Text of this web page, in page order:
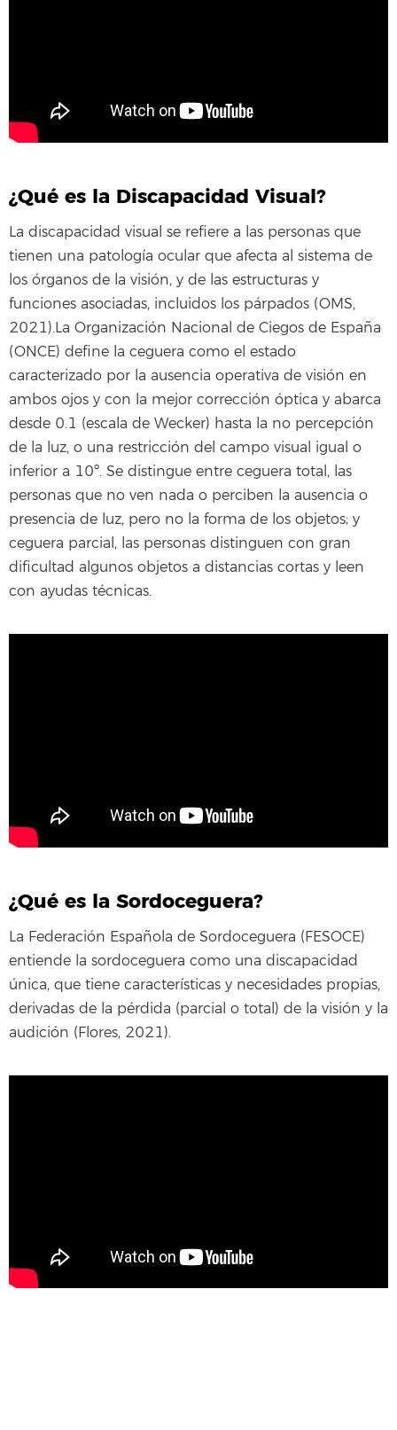
¿Qué es la Discapacidad Visual?
La discapacidad visual se refiere a las personas que
tienen una patología ocular que afecta al sistema de
los órganos de la visión, y de las estructuras y
funciones asociadas, incluidos los párpados (OMS,
2021).La Organización Nacional de Ciegos de España
(ONCE) define la ceguera como el estado
caracterizado por la ausencia operativa de visión en
ambos ojos y con la mejor corrección óptica y abarca
desde 0.1 (escala de Wecker) hasta la no percepción
de la luz, o una restricción del campo visual igual o
inferior a 10º. Se distingue entre ceguera total, las
personas que no ven nada o perciben la ausencia o
presencia de luz, pero no la forma de los objetos; y
ceguera parcial, las personas distinguen con gran
dificultad algunos objetos a distancias cortas y leen
con ayudas técnicas.
¿Qué es la Sordoceguera?
La Federación Española de Sordoceguera (FESOCE)
entiende la sordoceguera como una discapacidad
única, que tiene características y necesidades propias,
derivadas de la pérdida (parcial o total) de la visión y la
audición (Flores, 2021).